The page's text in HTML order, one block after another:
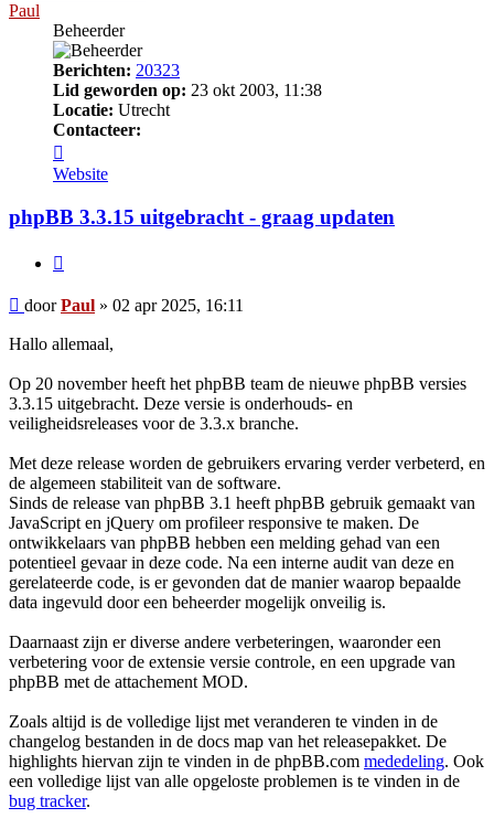
Paul
Beheerder
Berichten: 20323
Lid geworden op: 23 okt 2003, 11:38
Locatie: Utrecht
Contacteer:
Paul
Website
phpBB 3.3.15 uitgebracht - graag updaten
Bericht
doorPaul » 02 apr 2025, 16:11
Hallo allemaal,
Op 20 november heeft het phpBB team de nieuwe phpBB versies
3.3.15 uitgebracht. Deze versie is onderhouds- en
veiligheidsreleases voor de 3.3.x branche.
Met deze release worden de gebruikers ervaring verder verbeterd, en
de algemeen stabiliteit van de software.
Sinds de release van phpBB 3.1 heeft phpBB gebruik gemaakt van
JavaScript en jQuery om profileer responsive te maken. De
ontwikkelaars van phpBB hebben een melding gehad van een
potentieel gevaar in deze code. Na een interne audit van deze en
gerelateerde code, is er gevonden dat de manier waarop bepaalde
data ingevuld door een beheerder mogelijk onveilig is.
Daarnaast zijn er diverse andere verbeteringen, waaronder een
verbetering voor de extensie versie controle, en een upgrade van
phpBB met de attachement MOD.
Zoals altijd is de volledige lijst met veranderen te vinden in de
changelog bestanden in de docs map van het releasepakket. De
highlights hiervan zijn te vinden in de phpBB.com mededeling. Ook
een volledige lijst van alle opgeloste problemen is te vinden in de
bug tracker.